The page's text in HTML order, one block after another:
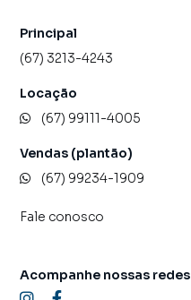
Principal
(67) 3213-4243
Locação
(67) 99111-4005
Vendas (plantão)
(67) 99234-1909
Fale conosco
Acompanhe nossas redes